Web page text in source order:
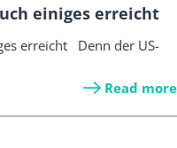
einiges erreicht
erreicht Denn der US-
Read more